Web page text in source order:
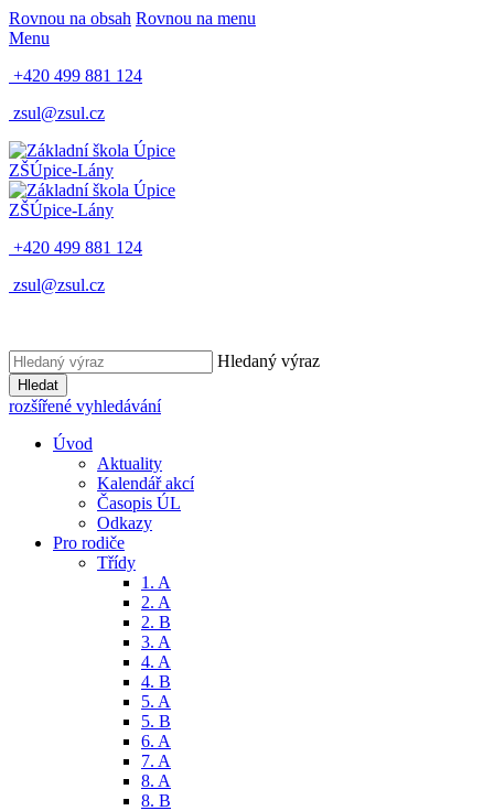
Rovnou na obsah Rovnou na menu
Menu
+420 499 881 124
zsul@zsul.cz
ZŠÚpice-Lány
ZŠÚpice-Lány
+420 499 881 124
zsul@zsul.cz
Hledaný výraz
Hledat
rozšířené vyhledávání
Úvod
Aktuality
Kalendář akcí
Časopis ÚL
Odkazy
Pro rodiče
Třídy
1. A
2. A
2. B
3. A
4. A
4. B
5. A
5. B
6. A
7. A
8. A
8. B